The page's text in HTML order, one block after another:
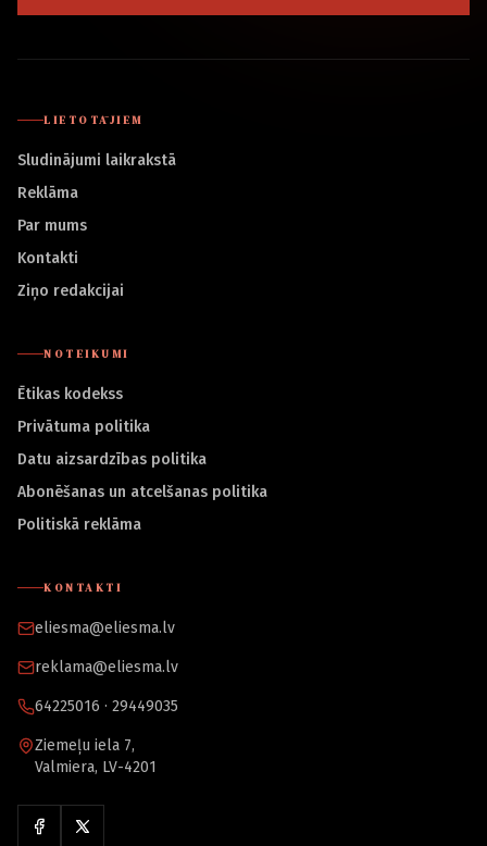
LIETOTĀJIEM
Sludinājumi laikrakstā
Reklāma
Par mums
Kontakti
Ziņo redakcijai
NOTEIKUMI
Ētikas kodekss
Privātuma politika
Datu aizsardzības politika
Abonēšanas un atcelšanas politika
Politiskā reklāma
KONTAKTI
eliesma@eliesma.lv
reklama@eliesma.lv
64225016 · 29449035
Ziemeļu iela 7,
Valmiera, LV-4201